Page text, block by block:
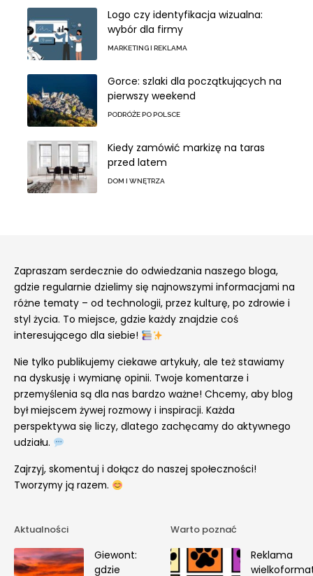
Logo czy identyfikacja wizualna:
wybór dla firmy
MARKETING I REKLAMA
Gorce: szlaki dla początkujących na
pierwszy weekend
PODRÓŻE PO POLSCE
Kiedy zamówić markizę na taras
przed latem
DOM I WNĘTRZA
Zapraszam serdecznie do odwiedzania naszego bloga,
gdzie regularnie dzielimy się najnowszymi informacjami na
różne tematy – od technologii, przez kulturę, po zdrowie i
styl życia. To miejsce, gdzie każdy znajdzie coś
interesującego dla siebie!
Nie tylko publikujemy ciekawe artykuły, ale też stawiamy
na dyskusję i wymianę opinii. Twoje komentarze i
przemyślenia są dla nas bardzo ważne! Chcemy, aby blog
był miejscem żywej rozmowy i inspiracji. Każda
perspektywa się liczy, dlatego zachęcamy do aktywnego
udziału.
Zajrzyj, skomentuj i dołącz do naszej społeczności!
Tworzymy ją razem.
Aktualności
Giewont:
gdzie
Warto poznać
Reklama